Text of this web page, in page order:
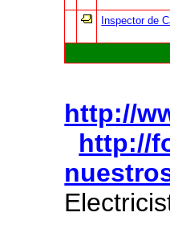
Inspector de
http://
http://